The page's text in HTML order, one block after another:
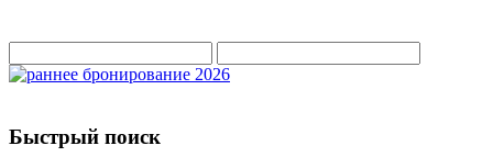
Быстрый поиск